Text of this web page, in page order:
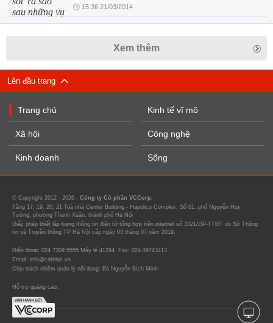
15:36 21/03/2014
Xem thêm
Lên đầu trang
Trang chủ
Xã hội
Kinh doanh
Kinh tế vĩ mô
Công nghệ
Sống
© Copyright 2012 - 2026 - Công ty Cổ phần VCCorp.
Tầng 17, 19, 20, 21 Toà nhà Center Building - Hapulico Complex, Số 01, phố Nguyễn Huy
Tưởng, phường Thanh Xuân, thành phố Hà Nội
Giấy phép thiết lập trang thông tin điện tử tổng hợp trên internet số 3321/GP-TTĐT do Sở Thông
tin và Truyền thông TP Hà Nội cấp ngày 03 tháng 07 năm 2019.
Điện thoại: 024 7309 5555 Máy lẻ 41294. Fax: 024-39743413
Email: info@cafebiz.vn
Chịu trách nhiệm quản lý nội dung: Bà Nguyễn Bích Minh
Hỗ trợ quảng cáo: